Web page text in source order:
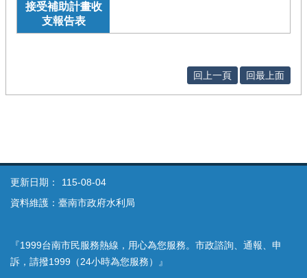
回上一頁 回最上面
更新日期：
115-08-04
資料維護：臺南市政府水利局
『1999台南市民服務熱線，用心為您服務。市政諮詢、通報、申
訴，請撥1999（24小時為您服務）』